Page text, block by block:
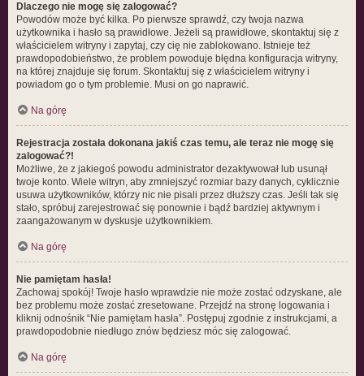
Dlaczego nie mogę się zalogować?
Powodów może być kilka. Po pierwsze sprawdź, czy twoja nazwa
użytkownika i hasło są prawidłowe. Jeżeli są prawidłowe, skontaktuj się z
właścicielem witryny i zapytaj, czy cię nie zablokowano. Istnieje też
prawdopodobieństwo, że problem powoduje błędna konfiguracja witryny,
na której znajduje się forum. Skontaktuj się z właścicielem witryny i
powiadom go o tym problemie. Musi on go naprawić.
Na górę
Rejestracja została dokonana jakiś czas temu, ale teraz nie mogę się
zalogować?!
Możliwe, że z jakiegoś powodu administrator dezaktywował lub usunął
twoje konto. Wiele witryn, aby zmniejszyć rozmiar bazy danych, cyklicznie
usuwa użytkowników, którzy nic nie pisali przez dłuższy czas. Jeśli tak się
stało, spróbuj zarejestrować się ponownie i bądź bardziej aktywnym i
zaangażowanym w dyskusje użytkownikiem.
Na górę
Nie pamiętam hasła!
Zachowaj spokój! Twoje hasło wprawdzie nie może zostać odzyskane, ale
bez problemu może zostać zresetowane. Przejdź na stronę logowania i
kliknij odnośnik “Nie pamiętam hasła”. Postępuj zgodnie z instrukcjami, a
prawdopodobnie niedługo znów będziesz móc się zalogować.
Na górę